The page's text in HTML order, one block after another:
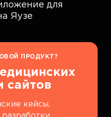
для
Яузе
ПРОДУКТ?
сайтов
кейсы,